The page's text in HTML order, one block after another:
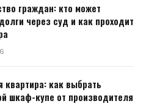
граждан: кто может
через суд и как проходит
квартира: как выбрать
шкаф-купе от производителя